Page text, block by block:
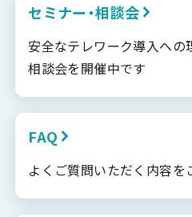
セミナー・相談会
安全なテレワーク導入への
相談会を開催中です
FAQ
よくご質問いただく内容を